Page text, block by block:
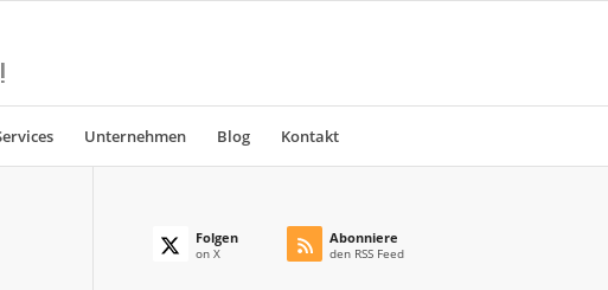
Unternehmen Blog Kontakt
Folgen
on X
Abonniere
den RSS Feed